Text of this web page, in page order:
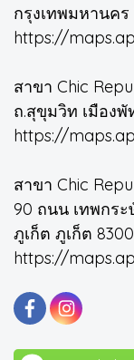
กรุงเทพมหานคร
https://
สาขา Chic
ถ.สุขุมวิท เมืองพั
https://
สาขา Chic
90 ถนน เทพกระ
ภูเก็ต ภูเก็ต
https://